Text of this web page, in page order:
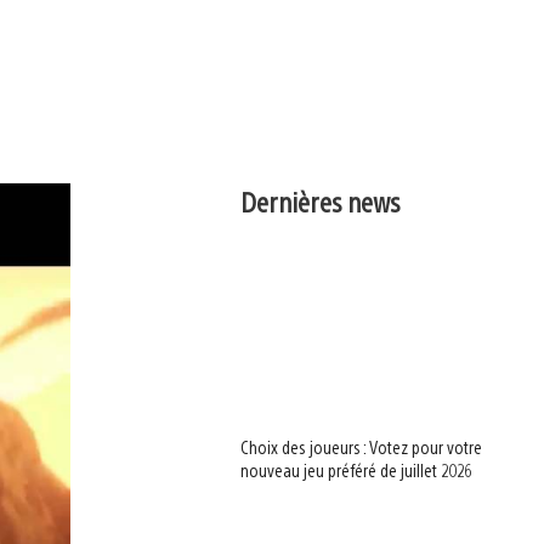
Dernières news
Choix des joueurs : Votez pour votre
nouveau jeu préféré de juillet 2026